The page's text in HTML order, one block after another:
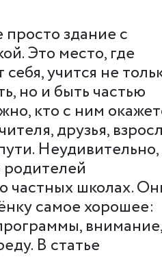
здание с
Это место, где
учится не
но и быть частью
кто с ним
друзья,
Неудивительно,
родителей
частных школах.
самое хорошее:
внимание,
В статье